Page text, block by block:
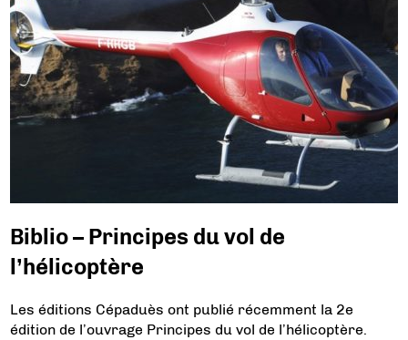
Biblio – Principes du vol de
l’hélicoptère
Les éditions Cépaduès ont publié récemment la 2e
édition de l’ouvrage Principes du vol de l’hélicoptère.